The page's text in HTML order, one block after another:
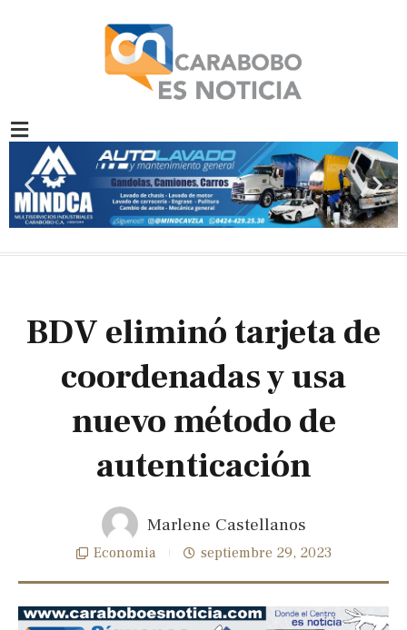
Previous
slide
BDV eliminó tarjeta de
coordenadas y usa
nuevo método de
autenticación
Marlene Castellanos
Economia septiembre 29, 2023